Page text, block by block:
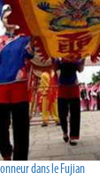
dans le Fujian